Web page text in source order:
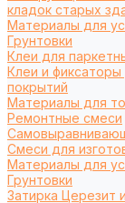
кладок старых
Материалы для
Грунтовки
Клеи для
Клеи и фиксаторы
покрытий
Материалы для
Ремонтные смеси
Смеси для
Материалы для
Грунтовки
Затирка Церезит